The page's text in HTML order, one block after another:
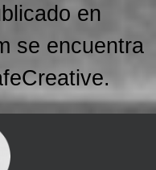
en
se encuentra